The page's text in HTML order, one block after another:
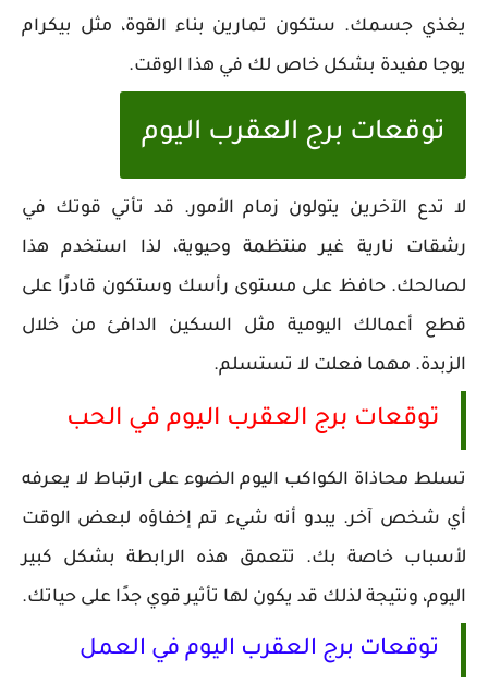
يغذي جسمك. ستكون تمارين بناء القوة، مثل بيكرام
يوجا مفيدة بشكل خاص لك في هذا الوقت.
توقعات برج العقرب اليوم
لا تدع الآخرين يتولون زمام الأمور. قد تأتي قوتك في
رشقات نارية غير منتظمة وحيوية، لذا استخدم هذا
لصالحك. حافظ على مستوى رأسك وستكون قادرًا على
قطع أعمالك اليومية مثل السكين الدافئ من خلال
الزبدة. مهما فعلت لا تستسلم.
توقعات برج العقرب اليوم في الحب
تسلط محاذاة الكواكب اليوم الضوء على ارتباط لا يعرفه
أي شخص آخر. يبدو أنه شيء تم إخفاؤه لبعض الوقت
لأسباب خاصة بك. تتعمق هذه الرابطة بشكل كبير
اليوم، ونتيجة لذلك قد يكون لها تأثير قوي جدًا على حياتك.
توقعات برج العقرب اليوم في العمل